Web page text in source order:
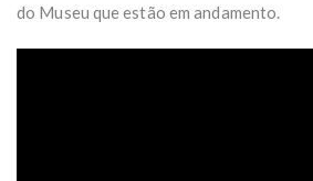
do Museu que estão em andamento.